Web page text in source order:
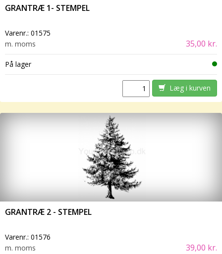
GRANTRÆ 1- STEMPEL
Varenr.: 01575
m. moms
35,00 kr.
På lager
Læg i kurven
GRANTRÆ 2 - STEMPEL
Varenr.: 01576
m. moms
39,00 kr.